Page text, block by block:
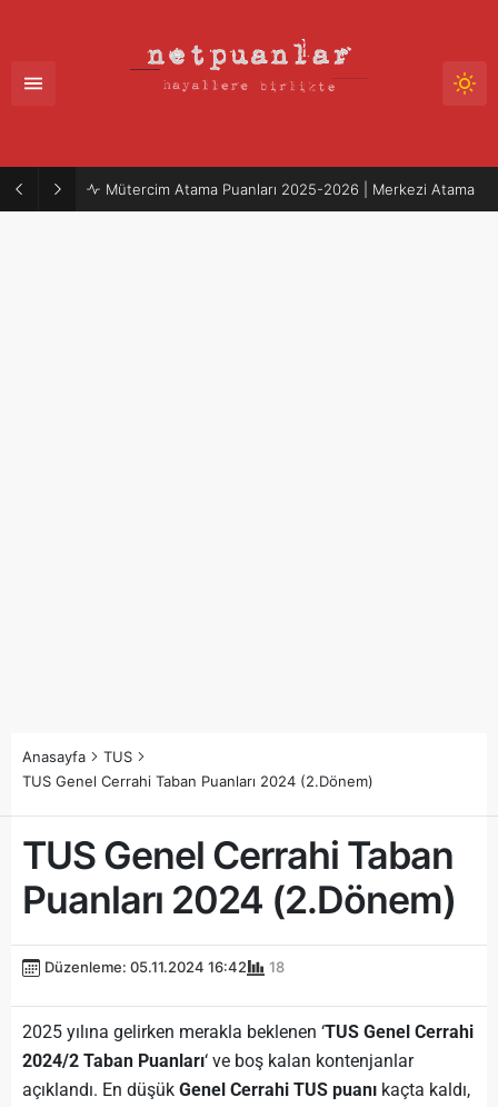
Mütercim Atama Puanları 2025-2026 | Merkezi Atama
Anasayfa
TUS
TUS Genel Cerrahi Taban Puanları 2024 (2.Dönem)
TUS Genel Cerrahi Taban
Puanları 2024 (2.Dönem)
Düzenleme: 05.11.2024 16:42 18
2025 yılına gelirken merakla beklenen ‘TUS Genel Cerrahi
2024/2 Taban Puanları‘ ve boş kalan kontenjanlar
açıklandı. En düşük Genel Cerrahi TUS puanı kaçta kaldı,